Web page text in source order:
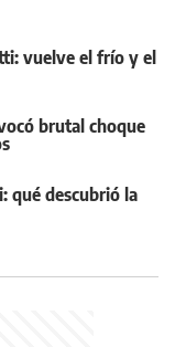
vuelve el frío y el
brutal choque
qué descubrió la